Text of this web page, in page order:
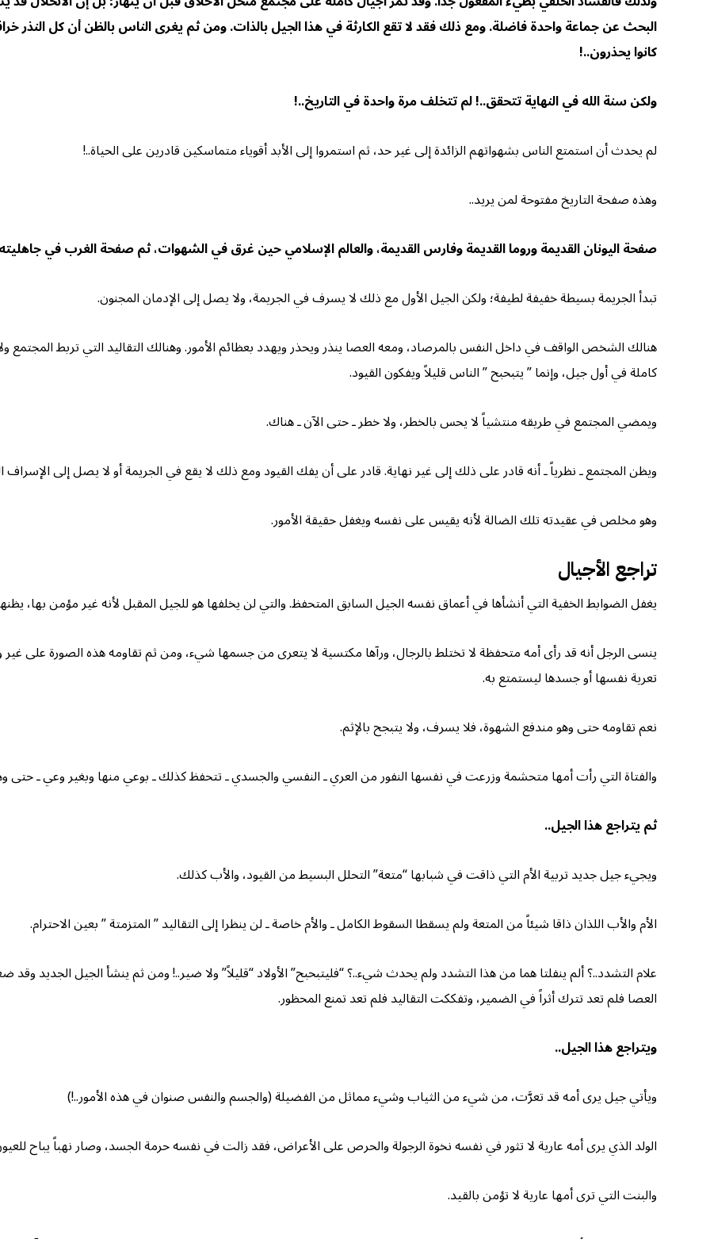
البحث عن جماعة واحدة فاضلة. ومع ذلك فقد لا تقع الكارثة في هذا الجيل بالذات. ومن ثم يغرى الناس بالظن أن كل النذر
كانوا يحذرون..!
ولكن سنة الله في النهاية تتحقق..! لم تتخلف مرة واحدة في التاريخ..!
لم يحدث أن استمتع الناس بشهواتهم الزائدة إلى غير حد، ثم استمروا إلى الأبد أقوياء متماسكين قادرين على الحياة..!
وهذه صفحة التاريخ مفتوحة لمن يريد..
صفحة اليونان القديمة وروما القديمة وفارس القديمة، والعالم الإسلامي حين غرق في الشهوات، ثم صفحة الغرب في
تبدأ الجريمة بسيطة خفيفة لطيفة؛ ولكن الجيل الأول مع ذلك لا يسرف في الجريمة، ولا يصل إلى الإدمان المجنون.
هنالك الشخص الواقف في داخل النفس بالمرصاد، ومعه العصا ينذر ويحذر ويهدد بعظائم الأمور. وهنالك التقاليد التي تربط
كاملة في أول جيل، وإنما ” يتبحبح ” الناس قليلاً ويفكون القيود.
ويمضي المجتمع في طريقه منتشياً لا يحس بالخطر، ولا خطر ـ حتى الآن ـ هناك.
ويظن المجتمع ـ نظرياً ـ أنه قادر على ذلك إلى غير نهاية. قادر على أن يفك القيود ومع ذلك لا يقع في الجريمة أو لا يصل إلى
وهو مخلص في عقيدته تلك الضالة لأنه يقيس على نفسه ويغفل حقيقة الأمور.
تراجع الأجيال
يغفل الضوابط الخفية التي أنشأها في أعماق نفسه الجيل السابق المتحفظ. والتي لن يخلفها هو للجيل المقبل لأنه غير مؤمن بها،
ينسى الرجل أنه قد رأى أمه متحفظة لا تختلط بالرجال، ورآها مكتسية لا يتعرى من جسمها شيء، ومن ثم تقاومه هذه الصورة على غير
تعرية نفسها أو جسدها ليستمتع به.
نعم تقاومه حتى وهو مندفع الشهوة، فلا يسرف، ولا يتبجح بالإثم.
والفتاة التي رأت أمها متحشمة وزرعت في نفسها النفور من العري ـ النفسي والجسدي ـ تتحفظ كذلك ـ بوعي منها وبغير وعي ـ حتى
ثم يتراجع هذا الجيل..
ويجيء جيل جديد تربية الأم التي ذاقت في شبابها “متعة” التحلل البسيط من القيود، والأب كذلك.
الأم والأب اللذان ذاقا شيئاً من المتعة ولم يسقطا السقوط الكامل ـ والأم خاصة ـ لن ينظرا إلى التقاليد ” المتزمتة ” بعين الاحترام.
علام التشدد..؟ ألم ينفلتا هما من هذا التشدد ولم يحدث شيء..؟ “فليتبحبح” الأولاد “قليلاً” ولا ضير..! ومن ثم ينشأ الجيل
العصا فلم تعد تترك أثراً في الضمير، وتفككت التقاليد فلم تعد تمنع المحظور.
ويتراجع هذا الجيل..
ويأتي جيل يرى أمه قد تعرَّت، من شيء من الثياب وشيء مماثل من الفضيلة (والجسم والنفس صنوان في هذه الأمور..!)
الولد الذي يرى أمه عارية لا تثور في نفسه نخوة الرجولة والحرص على الأعراض، فقد زالت في نفسه حرمة الجسد، وصار نهباً يباح
والبنت التي ترى أمها عارية لا تؤمن بالقيد.